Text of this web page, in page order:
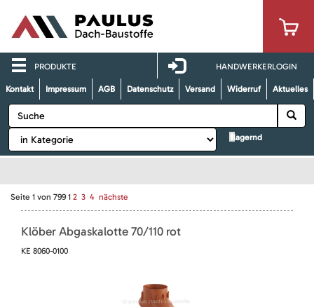
PRODUKTE HANDWERKERLOGIN
Kontakt Impressum AGB Datenschutz Versand Widerruf Aktuelles
lagernd
Seite 1 von 799 1 2 3 4 nächste
Klöber Abgaskalotte 70/110 rot
KE 8060-0100